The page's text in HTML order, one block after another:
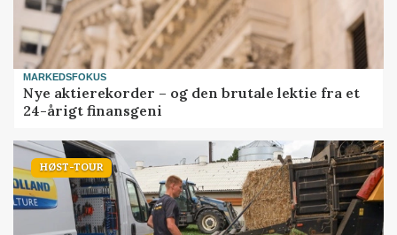
MARKEDSFOKUS
Nye aktierekorder – og den brutale lektie fra et
24-årigt finansgeni
HØST-TOUR